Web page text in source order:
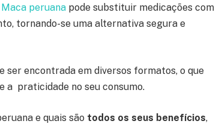
Maca peruana pode substituir medicações com
tornando-se uma alternativa segura e
ser encontrada em diversos formatos, o que
a praticidade no seu consumo.
e quais são todos os seus benefícios,